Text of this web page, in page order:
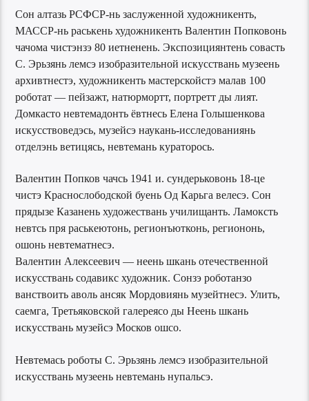
Сон алтазь РСФСР-нь заслуженной художникенть,
МАССР-нь раськень художникенть Валентин Попковонь
чачома чистэнзэ 80 иетненень. Экспозициянтень совасть
С. Эрьзянь лемсэ изобразительной искусствань музеень
архивтнестэ, художникенть мастерскойстэ малав 100
роботат — пейзажт, натюрмортт, портретт ды лият.
Домкасто невтемадонть ёвтнесь Елена Голышенкова
искусствоведэсь, музейсэ наукань-исследованиянь
отделэнь ветицясь, невтемань кураторось.
Валентин Попков чачсь 1941 и. сундерьковонь 18-це
чистэ Краснослободской буень Од Карьга велесэ. Сон
прядызе Казанень художествань училищанть. Ламоксть
невтсь пря раськеютонь, регионъютконь, региононь,
ошонь невтематнесэ.
Валентин Алексеевич — неень шкань отечественной
искусствань содавикс художник. Сонзэ роботанзо
ванствоить аволь ансяк Мордовиянь музейтнесэ. Улить,
саемга, Третьяковской галереясо ды Неень шкань
искусствань музейсэ Москов ошсо.
Невтемась роботы С. Эрьзянь лемсэ изобразительной
искусствань музеень невтемань нупальсэ.